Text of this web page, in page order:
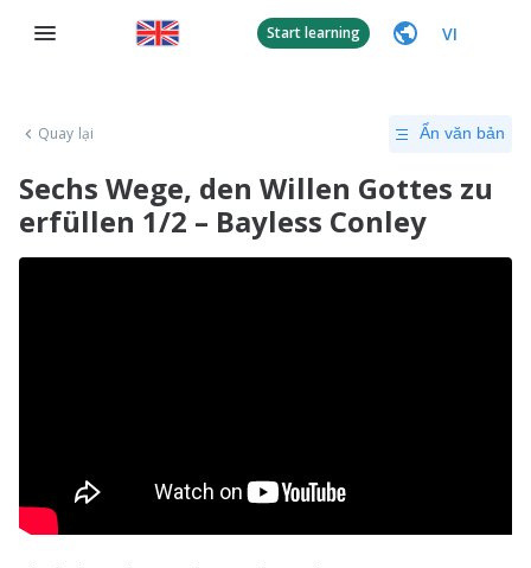
Start learning VI
Quay lại Ẩn văn bản
Sechs Wege, den Willen Gottes zu
erfüllen 1/2 – Bayless Conley